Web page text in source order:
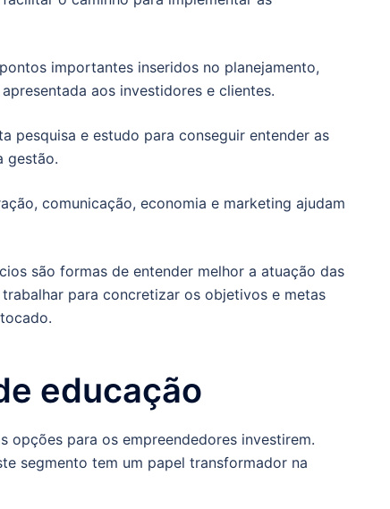
importantes inseridos no planejamento,
aos investidores e clientes.
pesquisa e estudo para conseguir entender as
gestão.
comunicação, economia e marketing ajudam
são formas de entender melhor a atuação das
para concretizar os objetivos e metas
educação
opções para os empreendedores investirem.
segmento tem um papel transformador na